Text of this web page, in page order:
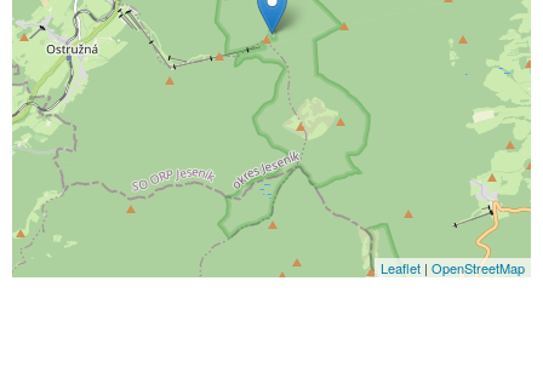
Leaflet | OpenStreetMap